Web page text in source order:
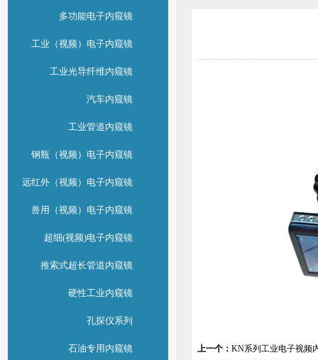
多功能电子内窥镜
工业（视频）电子内窥镜
工业光导纤维内窥镜
汽车内窥镜
工业管道内窥镜
钢瓶（视频）电子内窥镜
远红外（视频）电子内窥镜
兽用（视频）电子内窥镜
超细(视频)电子内窥镜
推索式超长管道内窥镜
硬性工业内窥镜
孔探仪系列
石油专用内窥镜 上一个： KN系列工业电子视频